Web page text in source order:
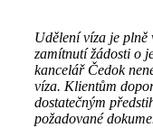
Udělení víza je plně
zamítnutí žádosti o
kancelář Čedok
víza. Klientům
dostatečným
požadované